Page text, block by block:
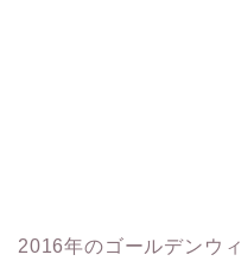
2016年のゴールデンウ